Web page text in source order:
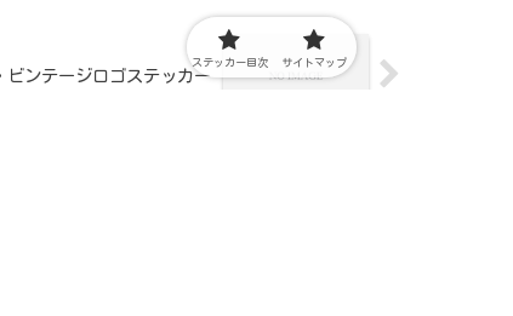
ビンテージロゴステッカー
ステッカー目次 サイトマップ